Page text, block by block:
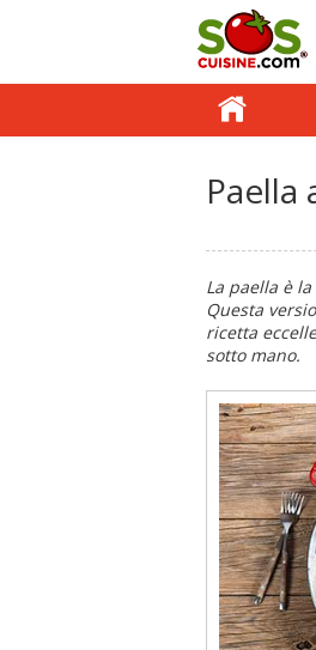
La paella è
Questa
ricetta
sotto mano.